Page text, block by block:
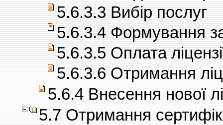
5.6.3.3 Вибір послуг
5.6.3.4 Формування
5.6.3.5 Оплата
5.6.3.6 Отримання
5.6.4 Внесення нової
5.7 Отримання